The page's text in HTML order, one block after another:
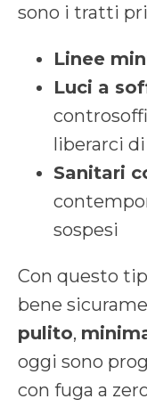
sono i tratti
Linee
Luci a
liberarci
Sanitari
sospesi
Con questo
bene
pulito,
oggi sono
con fuga a